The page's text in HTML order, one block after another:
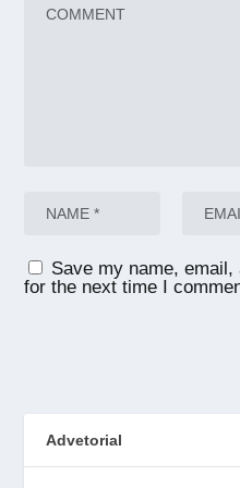
Save my name,
for the next time I
Advetorial